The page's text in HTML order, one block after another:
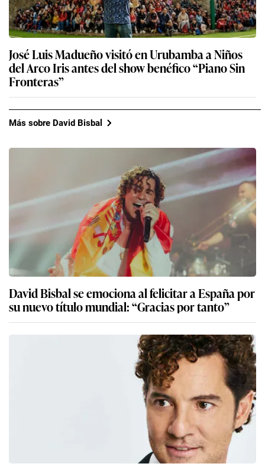
José Luis Madueño visitó en Urubamba a Niños
del Arco Iris antes del show benéfico “Piano Sin
Fronteras”
Más sobre David Bisbal
David Bisbal se emociona al felicitar a España por
su nuevo título mundial: “Gracias por tanto”